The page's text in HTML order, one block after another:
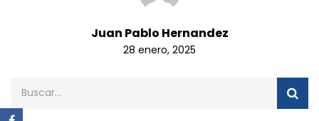
Juan Pablo Hernandez
28 enero, 2025